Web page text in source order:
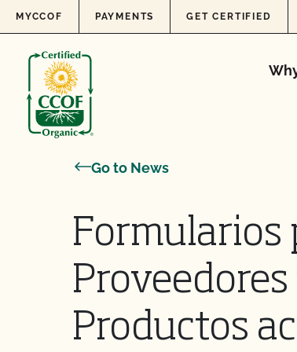
Skip to content
MYCCOF PAYMENTS GET CERTIFIED
Go to News
Formularios
Productos